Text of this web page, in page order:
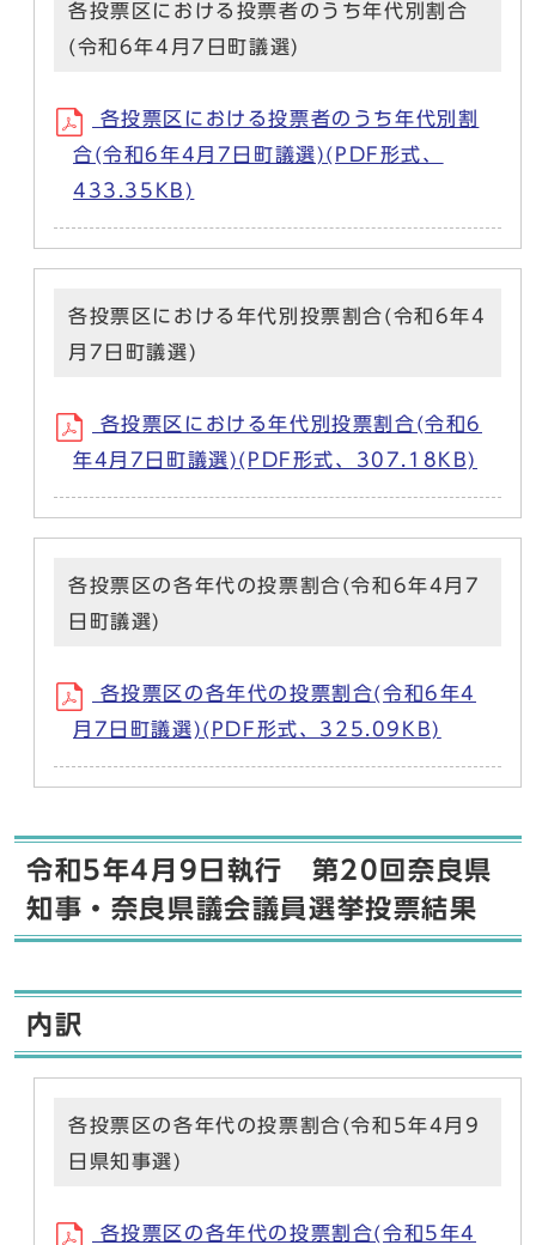
各投票区における投票者のうち年代別割合
(令和6年4月7日町議選)
各投票区における投票者のうち年代別割
合(令和6年4月7日町議選)(PDF形式、
433.35KB)
各投票区における年代別投票割合(令和6年4
月7日町議選)
各投票区における年代別投票割合(令和6
年4月7日町議選)(PDF形式、307.18KB)
各投票区の各年代の投票割合(令和6年4月7
日町議選)
各投票区の各年代の投票割合(令和6年4
月7日町議選)(PDF形式、325.09KB)
令和5年4月9日執行 第20回奈良県
知事・奈良県議会議員選挙投票結果
内訳
各投票区の各年代の投票割合(令和5年4月9
日県知事選)
各投票区の各年代の投票割合(令和5年4